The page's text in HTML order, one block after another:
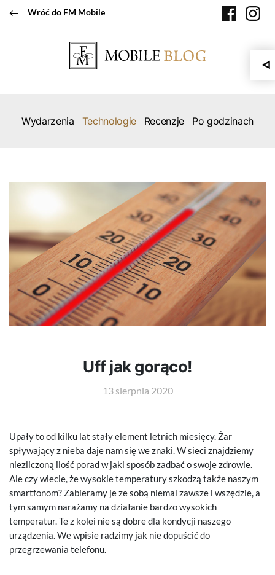
Wróć do FM Mobile facebook
Wydarzenia Technologie Recenzje Po godzinach
Uff jak gorąco!
13 sierpnia 2020
Upały to od kilku lat stały element letnich miesięcy. Żar
spływający z nieba daje nam się we znaki. W sieci znajdziemy
niezliczoną ilość porad w jaki sposób zadbać o swoje zdrowie.
Ale czy wiecie, że wysokie temperatury szkodzą także naszym
smartfonom? Zabieramy je ze sobą niemal zawsze i wszędzie, a
tym samym narażamy na działanie bardzo wysokich
temperatur. Te z kolei nie są dobre dla kondycji naszego
urządzenia. We wpisie radzimy jak nie dopuścić do
przegrzewania telefonu.